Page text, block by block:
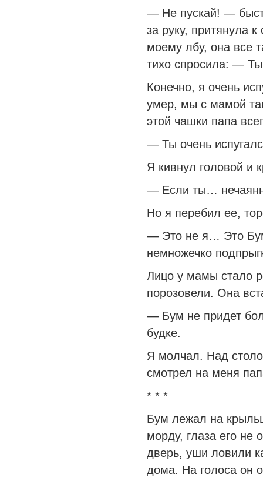
— Не пускай! —
за руку, притянула
моему лбу, она все
тихо спросила: — Ты
Конечно, я очень
умер, мы с мамой
этой чашки папа
— Ты очень
Я кивнул головой и
— Если ты…
Но я перебил ее,
— Это не я… Это
немножечко
Лицо у мамы стало
порозовели. Она
— Бум не придет
будке.
Я молчал. Над
смотрел на меня
* * *
Бум лежал на
морду, глаза его не
дверь, уши ловили
дома. На голоса он